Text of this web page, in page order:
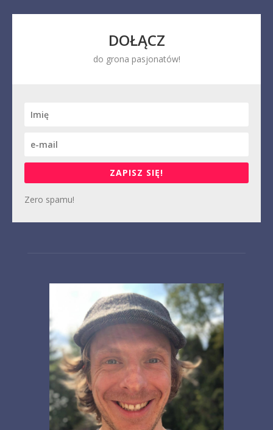
DOŁĄCZ
do grona pasjonatów!
ZAPISZ SIĘ!
Zero spamu!